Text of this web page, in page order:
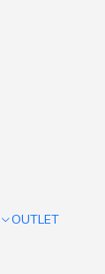
OUTLET